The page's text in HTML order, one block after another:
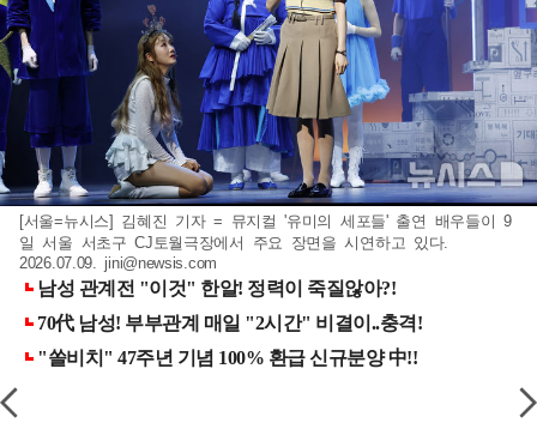
[서울=뉴시스] 김혜진 기자 = 뮤지컬 '유미의 세포들' 출연 배우들이 9
일 서울 서초구 CJ토월극장에서 주요 장면을 시연하고 있다.
2026.07.09. jini@newsis.com